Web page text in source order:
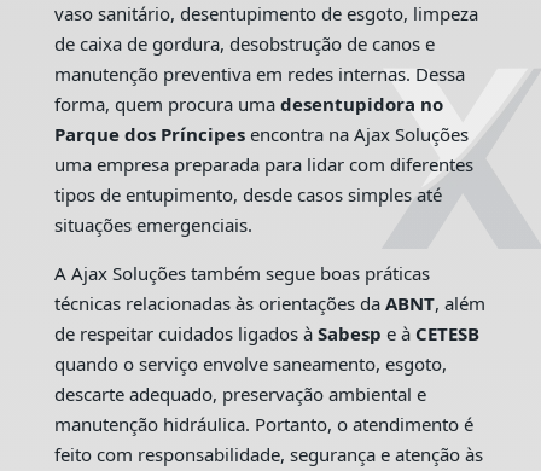
vaso sanitário, desentupimento de esgoto, limpeza
de caixa de gordura, desobstrução de canos e
manutenção preventiva em redes internas. Dessa
forma, quem procura uma desentupidora no
Parque dos Príncipesencontra na Ajax Soluções
uma empresa preparada para lidar com diferentes
tipos de entupimento, desde casos simples até
situações emergenciais.
A Ajax Soluções também segue boas práticas
técnicas relacionadas às orientações da ABNT, além
de respeitar cuidados ligados à Sabesp e à CETESB
quando o serviço envolve saneamento, esgoto,
descarte adequado, preservação ambiental e
manutenção hidráulica. Portanto, o atendimento é
feito com responsabilidade, segurança e atenção às